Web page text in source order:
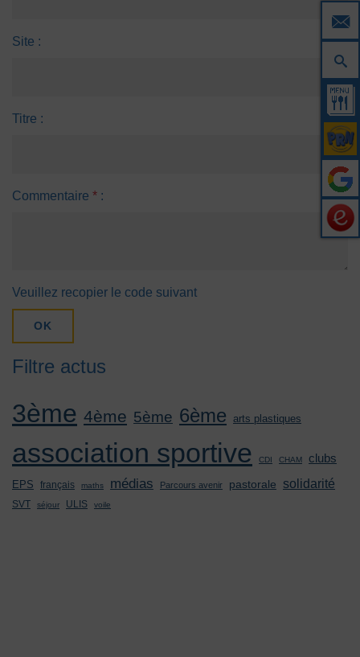
Site :
Titre :
Commentaire * :
Veuillez recopier le code suivant
OK
Filtre actus
3ème 4ème 5ème 6ème arts plastiques
association sportive CDI CHAM clubs
EPS français maths médias Parcours avenir pastorale solidarité
SVT séjour ULIS voile